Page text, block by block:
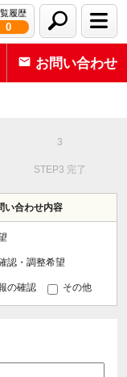
履歴
0
お問い合わせ
STEP3 完了
い合わせ内容
認・調整希望
の確認 その他